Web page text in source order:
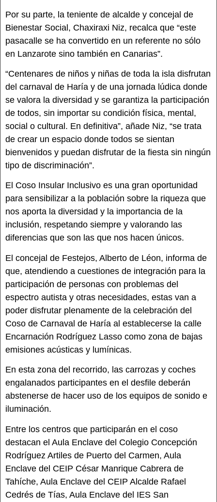
Por su parte, la teniente de alcalde y concejal de
Bienestar Social, Chaxiraxi Niz, recalca que “este
pasacalle se ha convertido en un referente no sólo
en Lanzarote sino también en Canarias”.
“Centenares de niños y niñas de toda la isla disfrutan
del carnaval de Haría y de una jornada lúdica donde
se valora la diversidad y se garantiza la participación
de todos, sin importar su condición física, mental,
social o cultural. En definitiva”, añade Niz, “se trata
de crear un espacio donde todos se sientan
bienvenidos y puedan disfrutar de la fiesta sin ningún
tipo de discriminación”.
El Coso Insular Inclusivo es una gran oportunidad
para sensibilizar a la población sobre la riqueza que
nos aporta la diversidad y la importancia de la
inclusión, respetando siempre y valorando las
diferencias que son las que nos hacen únicos.
El concejal de Festejos, Alberto de Léon, informa de
que, atendiendo a cuestiones de integración para la
participación de personas con problemas del
espectro autista y otras necesidades, estas van a
poder disfrutar plenamente de la celebración del
Coso de Carnaval de Haría al establecerse la calle
Encarnación Rodríguez Lasso como zona de bajas
emisiones acústicas y lumínicas.
En esta zona del recorrido, las carrozas y coches
engalanados participantes en el desfile deberán
abstenerse de hacer uso de los equipos de sonido e
iluminación.
Entre los centros que participarán en el coso
destacan el Aula Enclave del Colegio Concepción
Rodríguez Artiles de Puerto del Carmen, Aula
Enclave del CEIP César Manrique Cabrera de
Tahíche, Aula Enclave del CEIP Alcalde Rafael
Cedrés de Tías, Aula Enclave del IES San